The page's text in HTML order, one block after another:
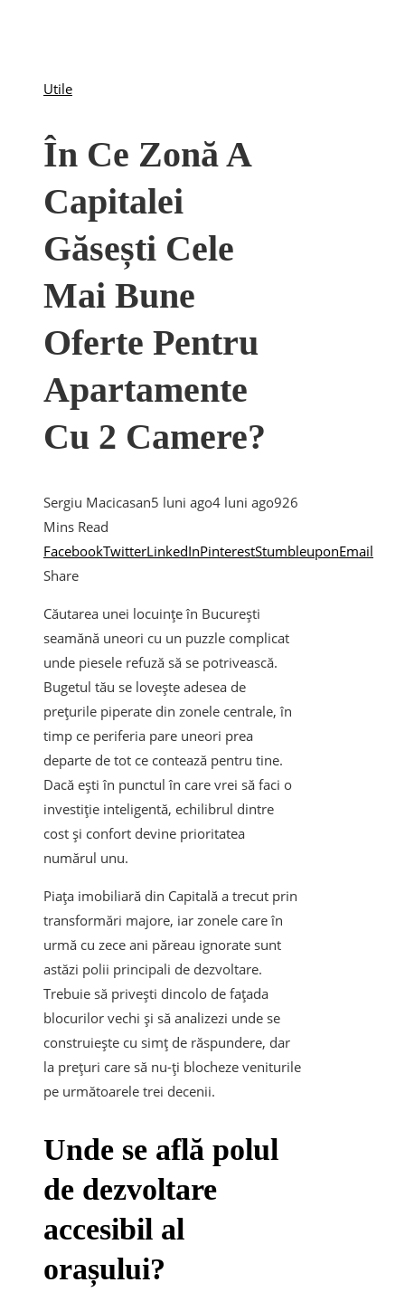
Utile
În Ce Zonă A
Capitalei
Găsești Cele
Mai Bune
Oferte Pentru
Apartamente
Cu 2 Camere?
Sergiu Macicasan5 luni ago4 luni ago926
Mins Read
FacebookTwitterLinkedInPinterestStumbleuponEmail
Share
Căutarea unei locuințe în București
seamănă uneori cu un puzzle complicat
unde piesele refuză să se potrivească.
Bugetul tău se lovește adesea de
prețurile piperate din zonele centrale, în
timp ce periferia pare uneori prea
departe de tot ce contează pentru tine.
Dacă ești în punctul în care vrei să faci o
investiție inteligentă, echilibrul dintre
cost și confort devine prioritatea
numărul unu.
Piața imobiliară din Capitală a trecut prin
transformări majore, iar zonele care în
urmă cu zece ani păreau ignorate sunt
astăzi polii principali de dezvoltare.
Trebuie să privești dincolo de fațada
blocurilor vechi și să analizezi unde se
construiește cu simț de răspundere, dar
la prețuri care să nu-ți blocheze veniturile
pe următoarele trei decenii.
Unde se află polul
de dezvoltare
accesibil al
orașului?